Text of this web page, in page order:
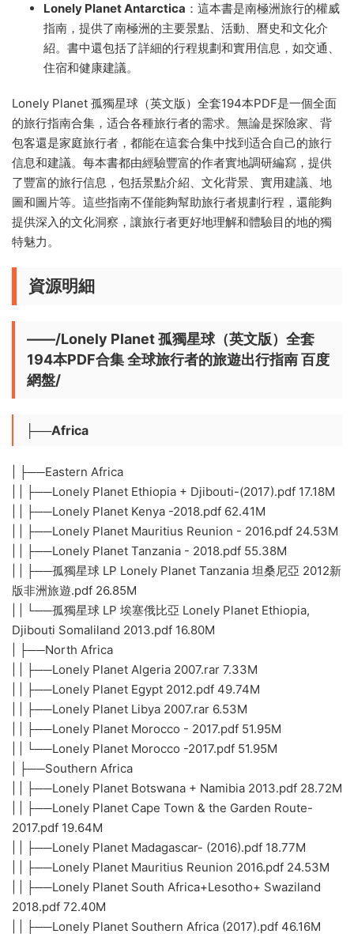
Lonely Planet Antarctica ：這本書是南極洲旅行的權威
指南，提供了南極洲的主要景點、活動、曆史和文化介
紹。書中還包括了詳細的行程規劃和實用信息，如交通、
住宿和健康建議。
Lonely Planet 孤獨星球（英文版）全套194本PDF是一個全面
的旅行指南合集，适合各種旅行者的需求。無論是探險家、背
包客還是家庭旅行者，都能在這套合集中找到适合自己的旅行
信息和建議。每本書都由經驗豐富的作者實地調研編寫，提供
了豐富的旅行信息，包括景點介紹、文化背景、實用建議、地
圖和圖片等。這些指南不僅能夠幫助旅行者規劃行程，還能夠
提供深入的文化洞察，讓旅行者更好地理解和體驗目的地的獨
特魅力。
資源明細
——/Lonely Planet 孤獨星球（英文版）全套
194本PDF合集 全球旅行者的旅遊出行指南 百度
網盤/
├──Africa
| ├──Eastern Africa
| | ├──Lonely Planet Ethiopia + Djibouti-(2017).pdf 17.18M
| | ├──Lonely Planet Kenya -2018.pdf 62.41M
| | ├──Lonely Planet Mauritius Reunion - 2016.pdf 24.53M
| | ├──Lonely Planet Tanzania - 2018.pdf 55.38M
| | ├──孤獨星球 LP Lonely Planet Tanzania 坦桑尼亞 2012新
版非洲旅遊.pdf 26.85M
| | └──孤獨星球 LP 埃塞俄比亞 Lonely Planet Ethiopia,
Djibouti Somaliland 2013.pdf 16.80M
| ├──North Africa
| | ├──Lonely Planet Algeria 2007.rar 7.33M
| | ├──Lonely Planet Egypt 2012.pdf 49.74M
| | ├──Lonely Planet Libya 2007.rar 6.53M
| | ├──Lonely Planet Morocco - 2017.pdf 51.95M
| | └──Lonely Planet Morocco -2017.pdf 51.95M
| ├──Southern Africa
| | ├──Lonely Planet Botswana + Namibia 2013.pdf 28.72M
| | ├──Lonely Planet Cape Town & the Garden Route-
2017.pdf 19.64M
| | ├──Lonely Planet Madagascar- (2016).pdf 18.77M
| | ├──Lonely Planet Mauritius Reunion 2016.pdf 24.53M
| | ├──Lonely Planet South Africa+Lesotho+ Swaziland
2018.pdf 72.40M
| | ├──Lonely Planet Southern Africa (2017).pdf 46.16M